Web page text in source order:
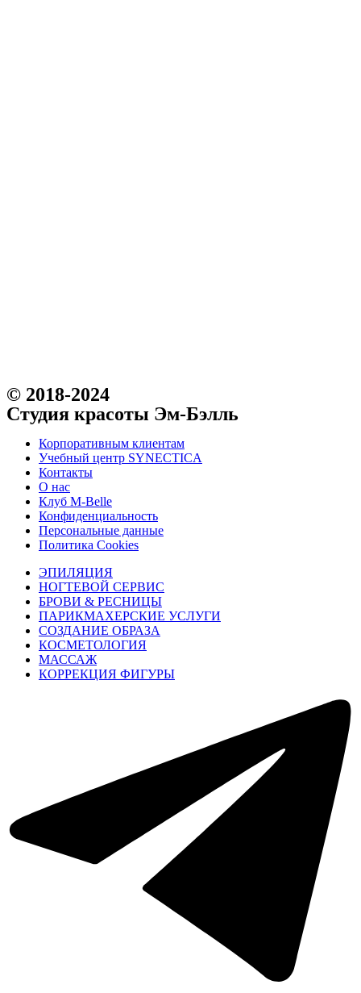
© 2018-2024
Студия красоты Эм-Бэлль
Корпоративным клиентам
Учебный центр SYNECTICA
Контакты
О нас
Клуб M-Belle
Конфиденциальность
Персональные данные
Политика Cookies
ЭПИЛЯЦИЯ
НОГТЕВОЙ СЕРВИС
БРОВИ & РЕСНИЦЫ
ПАРИКМАХЕРСКИЕ УСЛУГИ
СОЗДАНИЕ ОБРАЗА
КОСМЕТОЛОГИЯ
МАССАЖ
КОРРЕКЦИЯ ФИГУРЫ